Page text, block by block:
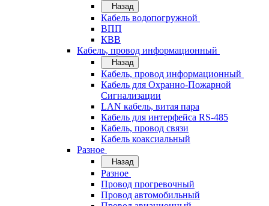
Назад
Кабель водопогружной
ВПП
КВВ
Кабель, провод информационный
Назад
Кабель, провод информационный
Кабель для Охранно-Пожарной
Сигнализации
LAN кабель, витая пара
Кабель для интерфейса RS-485
Кабель, провод связи
Кабель коаксиальный
Разное
Назад
Разное
Провод прогревочный
Провод автомобильный